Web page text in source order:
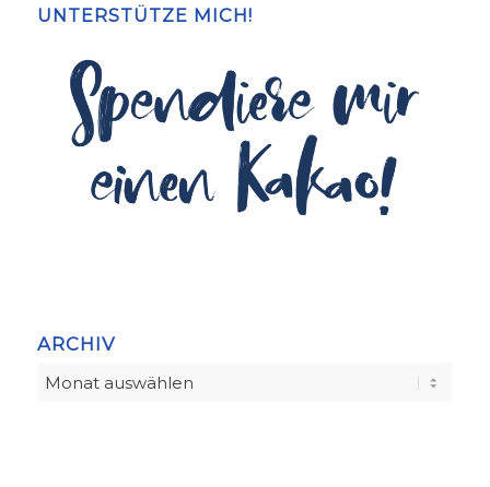
UNTERSTÜTZE MICH!
ARCHIV